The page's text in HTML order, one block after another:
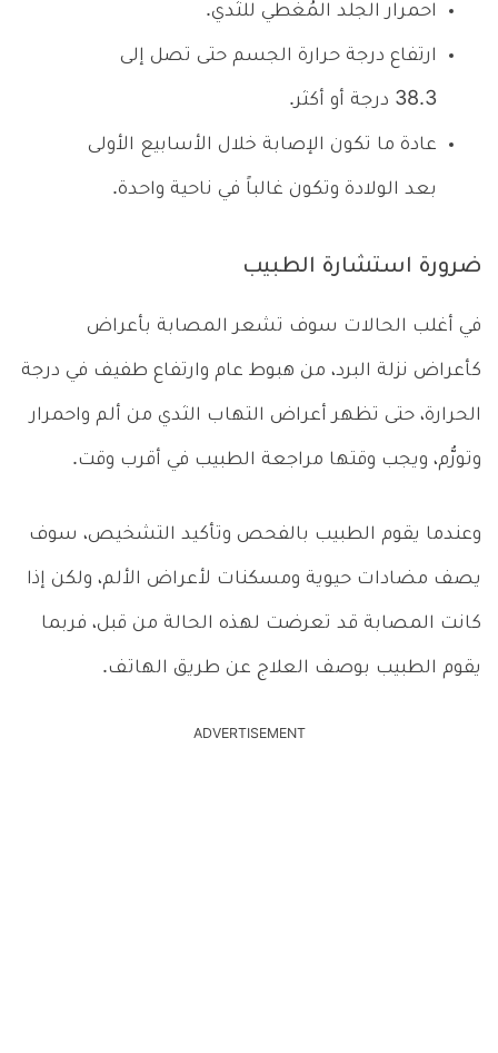
احمرار الجلد المُغطي للثدي.
ارتفاع درجة حرارة الجسم حتى تصل إلى
38.3 درجة أو أكثر.
عادة ما تكون الإصابة خلال الأسابيع الأولى
بعد الولادة وتكون غالباً في ناحية واحدة.
ضرورة استشارة الطبيب
في أغلب الحالات سوف تشعر المصابة بأعراض
كأعراض نزلة البرد، من هبوط عام وارتفاع طفيف في درجة
الحرارة، حتى تظهر أعراض التهاب الثدي من ألم واحمرار
وتورُّم، ويجب وقتها مراجعة الطبيب في أقرب وقت.
وعندما يقوم الطبيب بالفحص وتأكيد التشخيص، سوف
يصف مضادات حيوية ومسكنات لأعراض الألم، ولكن إذا
كانت المصابة قد تعرضت لهذه الحالة من قبل، فربما
يقوم الطبيب بوصف العلاج عن طريق الهاتف.
ADVERTISEMENT